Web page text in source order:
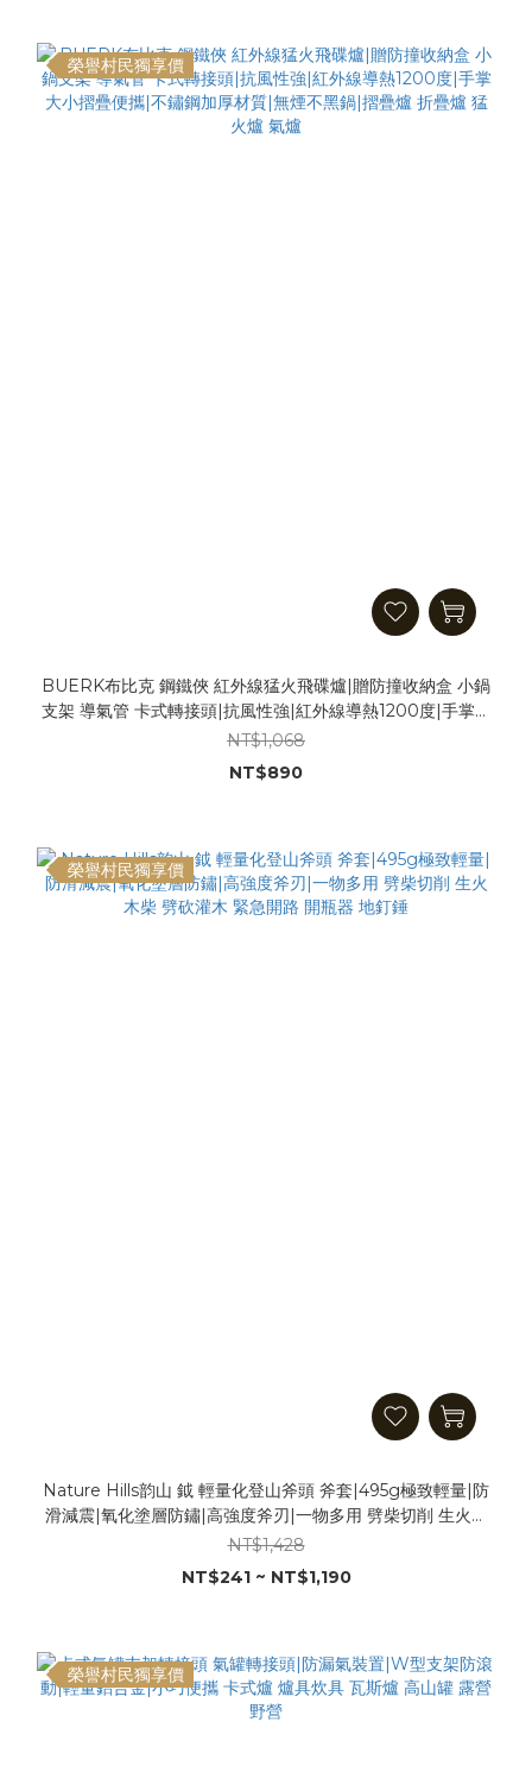
榮譽村民獨享價
BUERK布比克 鋼鐵俠 紅外線猛火飛碟爐|贈防撞收納盒 小鍋
支架 導氣管 卡式轉接頭|抗風性強|紅外線導熱1200度|手掌大
小摺疊便攜|不鏽鋼加厚材質|無煙不黑鍋|摺疊爐 折疊爐 猛火
爐 氣爐
NT$1,068
NT$890
榮譽村民獨享價
Nature Hills韵山 鉞 輕量化登山斧頭 斧套|495g極致輕量|防
滑減震|氧化塗層防鏽|高強度斧刃|一物多用 劈柴切削 生火木
柴 劈砍灌木 緊急開路 開瓶器 地釘錘
NT$1,428
NT$241 ~ NT$1,190
榮譽村民獨享價